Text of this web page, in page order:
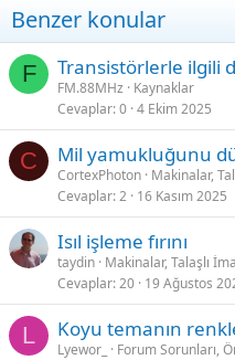
Benzer konular
F Transistörlerle ilgili
FM.88MHz
Kaynaklar
Cevaplar 0 4 Ekim 2025
C Mil yamukluğunu
CortexPhoton Makinalar,
Cevaplar 2 16 Kasım 2025
Isıl işleme fırını
taydin Makinalar, Talaşlı
Cevaplar 20 19 Ağustos
L Koyu temanın
Lyewor_
Forum Sorunları,